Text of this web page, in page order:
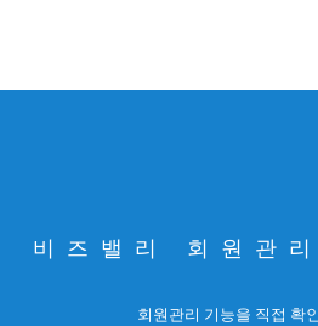
비즈밸리 회원관
회원관리 기능을 직접 확